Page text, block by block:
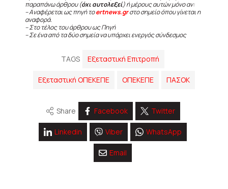
παραπάνω άρθρου (όχι αυτολεξεί) ή μέρους αυτών μόνο αν:
– Αναφέρεται ως πηγή τοertnews.grστο σημείο όπου γίνεται η
αναφορά.
– Στο τέλος του άρθρου ως Πηγή
– Σε ένα από τα δύο σημεία να υπάρχει ενεργός σύνδεσμος
TAGS Εξεταστική Επιτροπή
Εξεταστική ΟΠΕΚΕΠΕ ΟΠΕΚΕΠΕ ΠΑΣΟΚ
Share Facebook Twitter
Linkedin Viber WhatsApp
Email